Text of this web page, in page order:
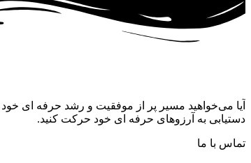
آیا می‌خواهید مسیر پر از موفقیت و رشد حرفه‌ ای خود
دستیابی به آرزوهای حرفه‌ ای خود حرکت کنید.
تماس با ما